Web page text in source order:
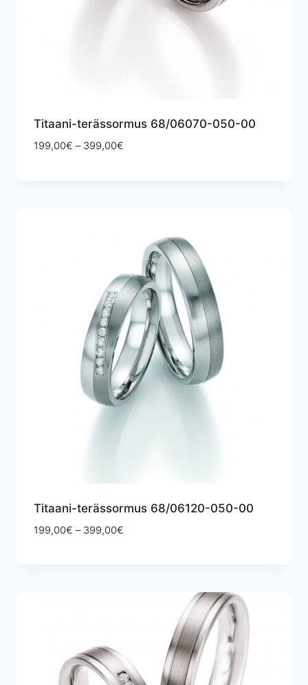
Titaani-terässormus 68/06070-050-00
199,00€ – 399,00€Hintaluokka:
Titaani-terässormus 68/06120-050-00
199,00€ – 399,00€Hintaluokka: